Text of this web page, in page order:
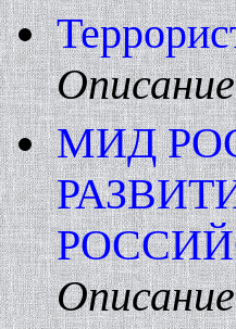
МИД